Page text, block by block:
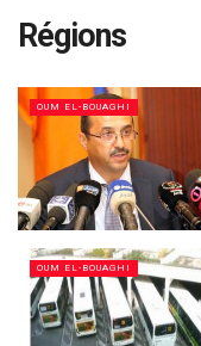
Régions
OUM EL-BOUAGHI
OUM EL-BOUAGHI